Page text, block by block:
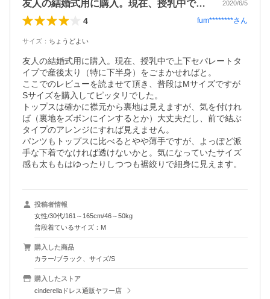
友人の結婚式用に購入。現在、授乳中で上… 2020/6/5
4 fum********さん
サイズ ： ちょうどよい
友人の結婚式用に購入。現在、授乳中で上下セパレートタ
イプで産後太り（特に下半身）をごまかせればと。
ここでのレビューを読ませて頂き、普段はMサイズですが
Sサイズを購入してピッタリでした。
トップスは確かに襟元から裏地は見えますが、気を付けれ
ば（裏地をズボンにインするとか）大丈夫だし、前で結ぶ
タイプのアレンジにすれば見えません。
パンツもトップスに比べるとやや薄手ですが、よっぽど派
手な下着でなければ透けないかと。気になっていたサイズ
感も太ももはゆったりしつつも裾絞りで細身に見えます。
投稿者情報
女性/30代/161～165cm/46～50kg
普段着ているサイズ：M
購入した商品
カラー/ブラック、サイズ/S
購入したストア
cinderellaドレス通販ヤフー店